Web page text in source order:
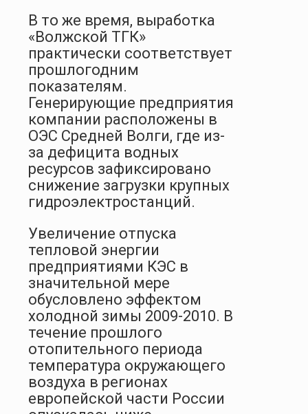
В то же время, выработка
«Волжской ТГК»
практически соответствует
прошлогодним
показателям.
Генерирующие предприятия
компании расположены в
ОЭС Средней Волги, где из-
за дефицита водных
ресурсов зафиксировано
снижение загрузки крупных
гидроэлектростанций.
Увеличение отпуска
тепловой энергии
предприятиями КЭС в
значительной мере
обусловлено эффектом
холодной зимы 2009-2010. В
течение прошлого
отопительного периода
температура окружающего
воздуха в регионах
европейской части России